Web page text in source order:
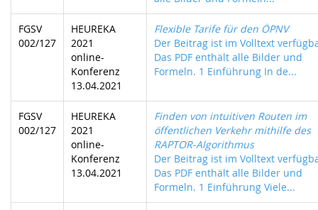
FGSV
002/127
HEUREKA
2021
online-
Konferenz
13.04.2021
Flexible Tarife für den ÖPNV
Der Beitrag ist im Volltext
Das PDF enthält alle Bilder und
Formeln. 1 Einführung In de...
FGSV
002/127
HEUREKA
2021
online-
Konferenz
13.04.2021
Finden von intuitiven Routen im
öffentlichen Verkehr mithilfe des
RAPTOR-Algorithmus
Der Beitrag ist im Volltext
Das PDF enthält alle Bilder und
Formeln. 1 Einführung Viele...